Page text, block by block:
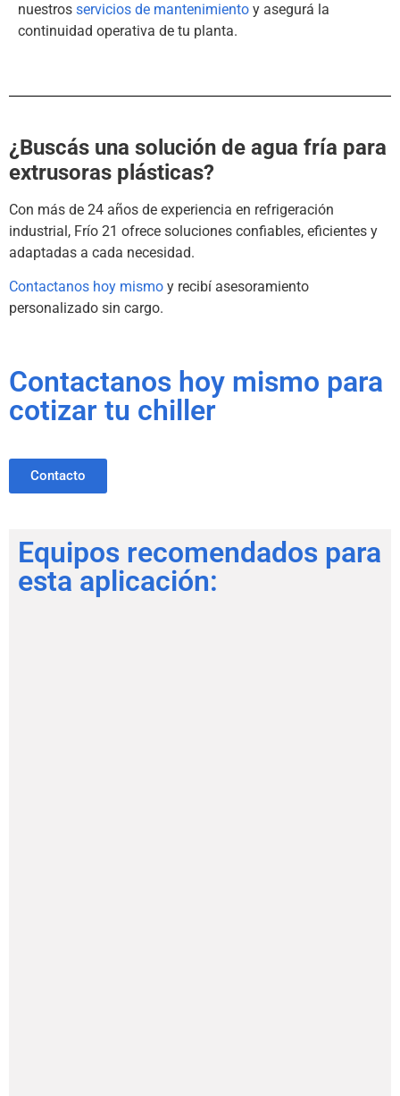
nuestros servicios de mantenimiento y asegurá la
continuidad operativa de tu planta.
¿Buscás una solución de agua fría para
extrusoras plásticas?
Con más de 24 años de experiencia en refrigeración
industrial, Frío 21 ofrece soluciones confiables, eficientes y
adaptadas a cada necesidad.
Contactanos hoy mismo y recibí asesoramiento
personalizado sin cargo.
Contactanos hoy mismo para
cotizar tu chiller
Contacto
Equipos recomendados para
esta aplicación: